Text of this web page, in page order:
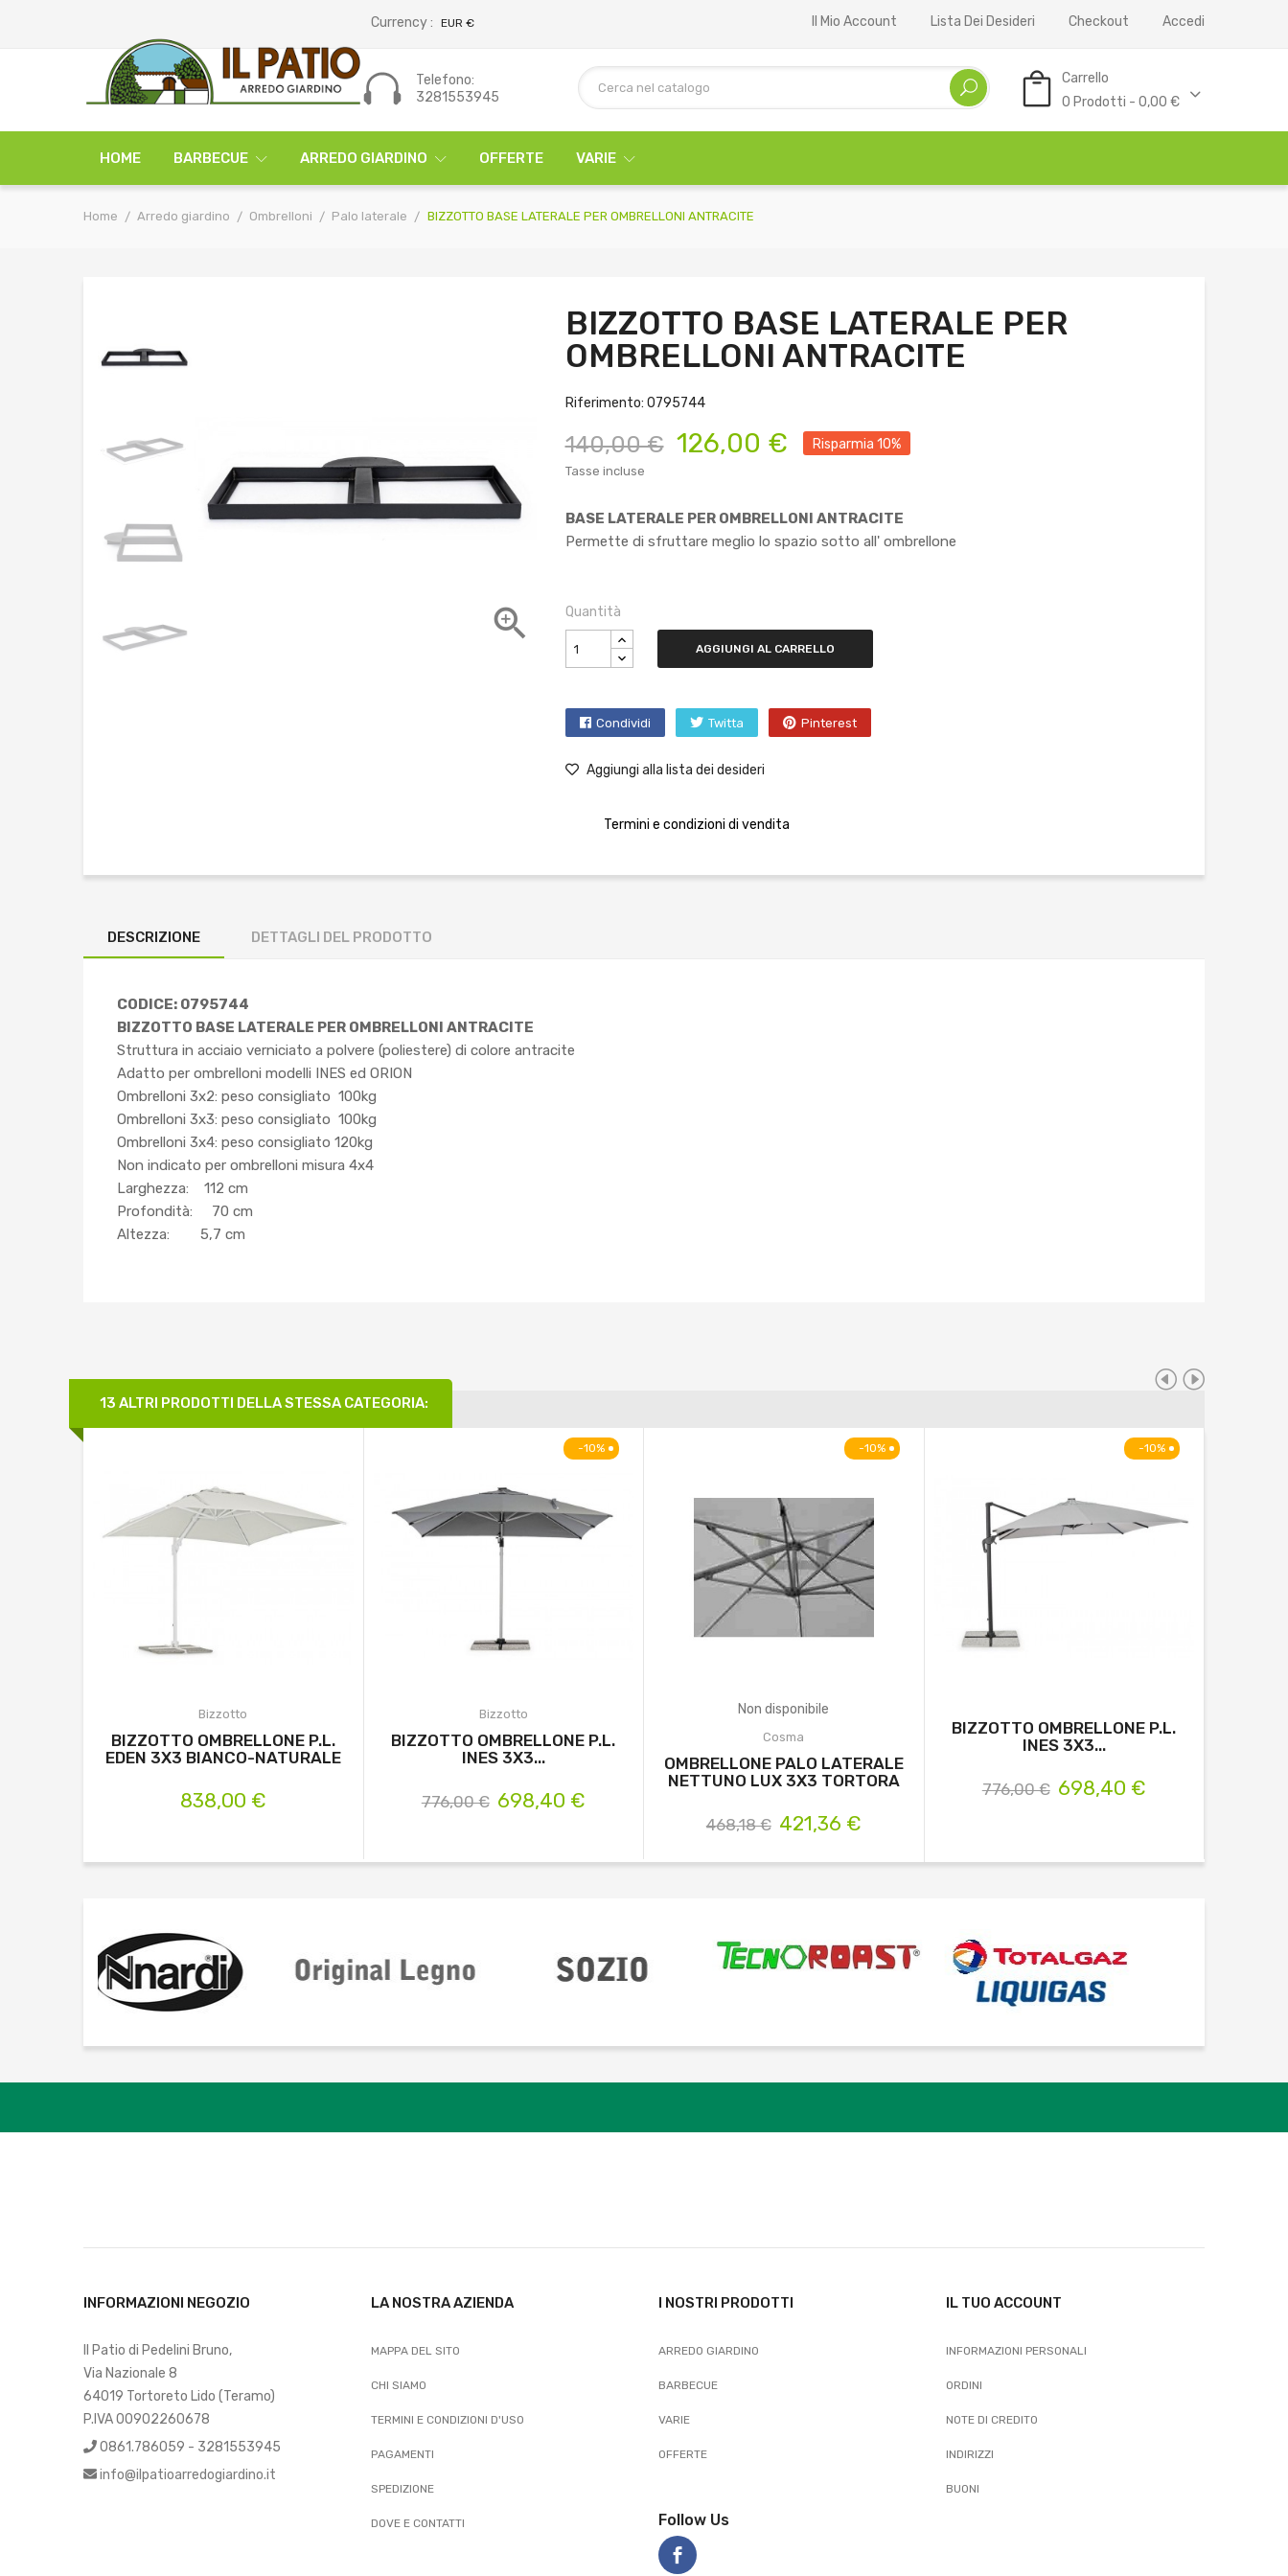
Currency : EUR € Il Mio Account Lista Dei Desideri Checkout Accedi
Carrello
0 Prodotti - 0,00 €
Telefono:
3281553945
HOME BARBECUE ARREDO GIARDINO OFFERTE VARIE
Home Arredo giardino Ombrelloni Palo laterale BIZZOTTO BASE LATERALE PER OMBRELLONI ANTRACITE

BIZZOTTO BASE LATERALE PER
OMBRELLONI ANTRACITE
Riferimento: 0795744
140,00 € 126,00 € Risparmia 10%
Tasse incluse
BASE LATERALE PER OMBRELLONI ANTRACITE
Permette di sfruttare meglio lo spazio sotto all' ombrellone
Quantità
AGGIUNGI AL CARRELLO
Condividi Twitta Pinterest
Aggiungi alla lista dei desideri
Termini e condizioni di vendita
DESCRIZIONE DETTAGLI DEL PRODOTTO
CODICE: 0795744
BIZZOTTO BASE LATERALE PER OMBRELLONI ANTRACITE
Struttura in acciaio verniciato a polvere (poliestere) di colore antracite
Adatto per ombrelloni modelli INES ed ORION
Ombrelloni 3x2: peso consigliato 100kg
Ombrelloni 3x3: peso consigliato 100kg
Ombrelloni 3x4: peso consigliato 120kg
Non indicato per ombrelloni misura 4x4
Larghezza: 112 cm
Profondità: 70 cm
Altezza: 5,7 cm
13 ALTRI PRODOTTI DELLA STESSA CATEGORIA:
Bizzotto
BIZZOTTO OMBRELLONE P.L.
EDEN 3X3 BIANCO-NATURALE
838,00 €
-10%
Bizzotto
BIZZOTTO OMBRELLONE P.L.
INES 3X3...
776,00 € 698,40 €
-10%
Non disponibile
Cosma
OMBRELLONE PALO LATERALE
NETTUNO LUX 3X3 TORTORA
468,18 € 421,36 €
-10%
BIZZOTTO OMBRELLONE P.L.
INES 3X3...
776,00 € 698,40 €
INFORMAZIONI NEGOZIO
Il Patio di Pedelini Bruno,
Via Nazionale 8
64019 Tortoreto Lido (Teramo)
P.IVA 00902260678
0861.786059 - 3281553945
info@ilpatioarredogiardino.it
LA NOSTRA AZIENDA
MAPPA DEL SITO
CHI SIAMO
TERMINI E CONDIZIONI D'USO
PAGAMENTI
SPEDIZIONE
DOVE E CONTATTI
I NOSTRI PRODOTTI
ARREDO GIARDINO
BARBECUE
VARIE
OFFERTE
IL TUO ACCOUNT
INFORMAZIONI PERSONALI
ORDINI
NOTE DI CREDITO
INDIRIZZI
BUONI
Follow Us